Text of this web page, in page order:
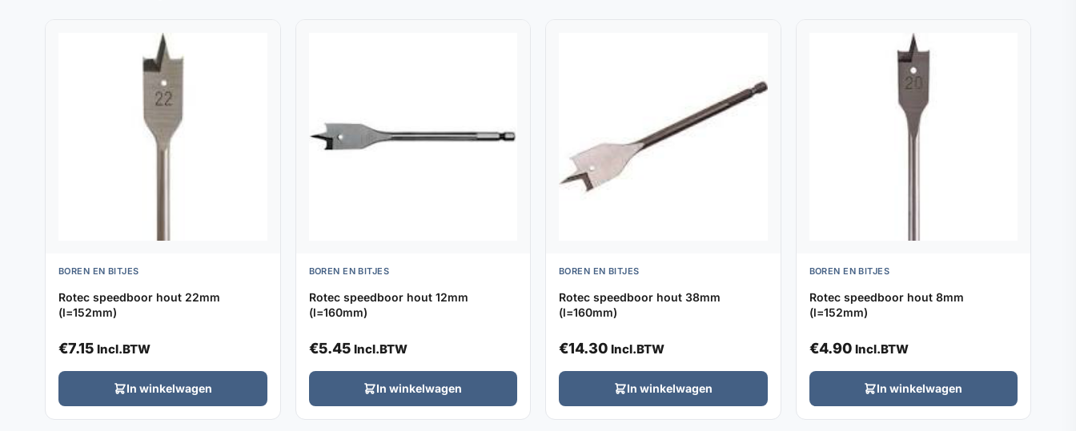
BOREN EN BITJES
Rotec speedboor hout 22mm
(l=152mm)
€7.15 Incl.BTW
In winkelwagen
BOREN EN BITJES
Rotec speedboor hout 12mm
(l=160mm)
€5.45 Incl.BTW
In winkelwagen
BOREN EN BITJES
Rotec speedboor hout 38mm
(l=160mm)
€14.30 Incl.BTW
In winkelwagen
BOREN EN BITJES
Rotec speedboor hout 8mm
(l=152mm)
€4.90 Incl.BTW
In winkelwagen